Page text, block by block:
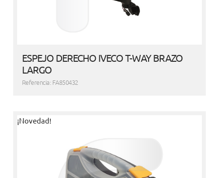
ESPEJO DERECHO IVECO T-WAY BRAZO
LARGO
Referencia: FA850432
¡Novedad!